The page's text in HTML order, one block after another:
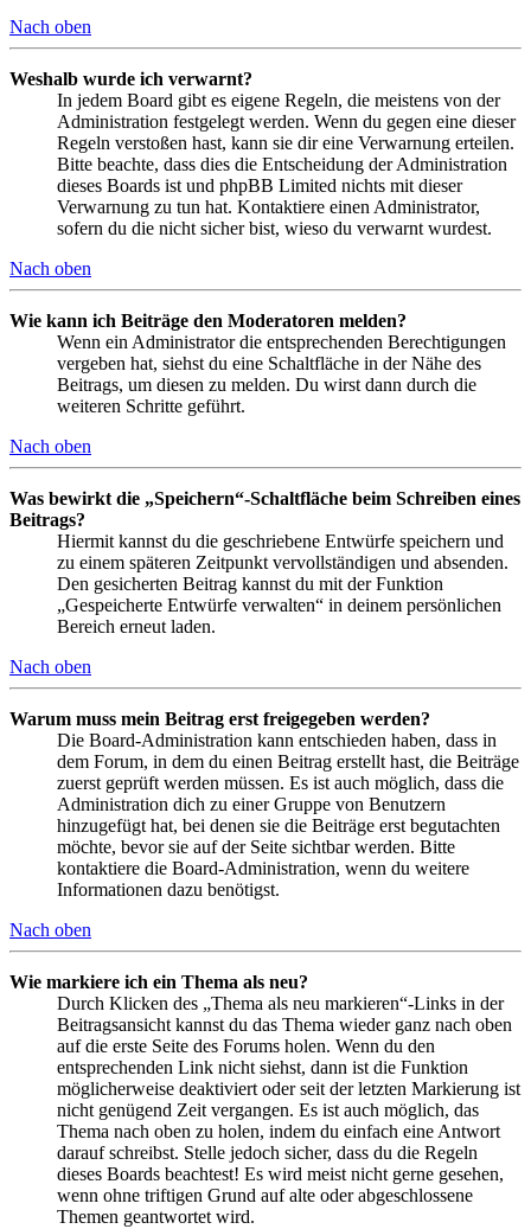
Nach oben
Weshalb wurde ich verwarnt?
In jedem Board gibt es eigene Regeln, die meistens von der
Administration festgelegt werden. Wenn du gegen eine dieser
Regeln verstoßen hast, kann sie dir eine Verwarnung erteilen.
Bitte beachte, dass dies die Entscheidung der Administration
dieses Boards ist und phpBB Limited nichts mit dieser
Verwarnung zu tun hat. Kontaktiere einen Administrator,
sofern du die nicht sicher bist, wieso du verwarnt wurdest.
Nach oben
Wie kann ich Beiträge den Moderatoren melden?
Wenn ein Administrator die entsprechenden Berechtigungen
vergeben hat, siehst du eine Schaltfläche in der Nähe des
Beitrags, um diesen zu melden. Du wirst dann durch die
weiteren Schritte geführt.
Nach oben
Was bewirkt die „Speichern“-Schaltfläche beim Schreiben eines
Beitrags?
Hiermit kannst du die geschriebene Entwürfe speichern und
zu einem späteren Zeitpunkt vervollständigen und absenden.
Den gesicherten Beitrag kannst du mit der Funktion
„Gespeicherte Entwürfe verwalten“ in deinem persönlichen
Bereich erneut laden.
Nach oben
Warum muss mein Beitrag erst freigegeben werden?
Die Board-Administration kann entschieden haben, dass in
dem Forum, in dem du einen Beitrag erstellt hast, die Beiträge
zuerst geprüft werden müssen. Es ist auch möglich, dass die
Administration dich zu einer Gruppe von Benutzern
hinzugefügt hat, bei denen sie die Beiträge erst begutachten
möchte, bevor sie auf der Seite sichtbar werden. Bitte
kontaktiere die Board-Administration, wenn du weitere
Informationen dazu benötigst.
Nach oben
Wie markiere ich ein Thema als neu?
Durch Klicken des „Thema als neu markieren“-Links in der
Beitragsansicht kannst du das Thema wieder ganz nach oben
auf die erste Seite des Forums holen. Wenn du den
entsprechenden Link nicht siehst, dann ist die Funktion
möglicherweise deaktiviert oder seit der letzten Markierung ist
nicht genügend Zeit vergangen. Es ist auch möglich, das
Thema nach oben zu holen, indem du einfach eine Antwort
darauf schreibst. Stelle jedoch sicher, dass du die Regeln
dieses Boards beachtest! Es wird meist nicht gerne gesehen,
wenn ohne triftigen Grund auf alte oder abgeschlossene
Themen geantwortet wird.